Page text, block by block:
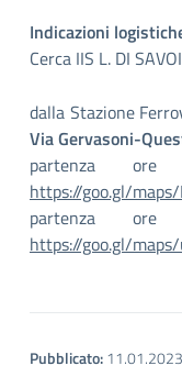
Indicazioni
Cerca IIS L. DI
dalla Stazione
Via Gervasoni-
partenza
https://goo.gl/maps/
partenza
https://goo.gl/maps/
Pubblicato:11.01.2023